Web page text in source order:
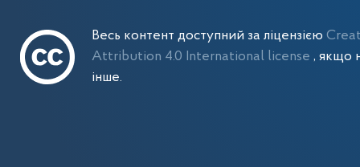
Весь контент доступний за ліцензією
Attribution 4.0 International license, якщо
інше.